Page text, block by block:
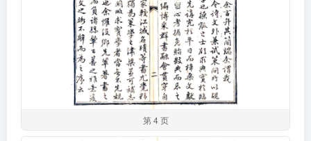
第 4 页